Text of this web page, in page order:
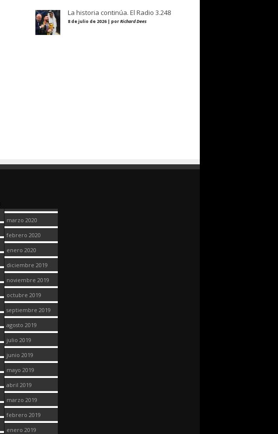
La historia continúa. El Radio 3.248
8 de julio de 2026 | porRichard Dees
marzo 2020
febrero 2020
enero 2020
diciembre 2019
noviembre 2019
octubre 2019
septiembre 2019
agosto 2019
julio 2019
junio 2019
mayo 2019
abril 2019
marzo 2019
febrero 2019
enero 2019